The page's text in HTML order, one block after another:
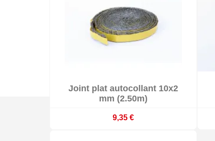
En stock
Joint plat autocollant 10x2
mm (2.50m)
9,35 €